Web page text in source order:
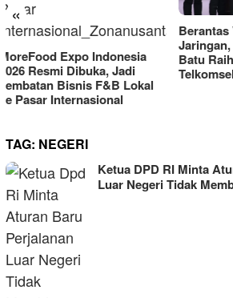
«
Berantas Vandalisme
Batu Raih Penghargaan dari
Telkomsel
RM OG
Omset
2025
TAG: NEGERI
Ketua DPD RI Minta
Luar Negeri Tidak